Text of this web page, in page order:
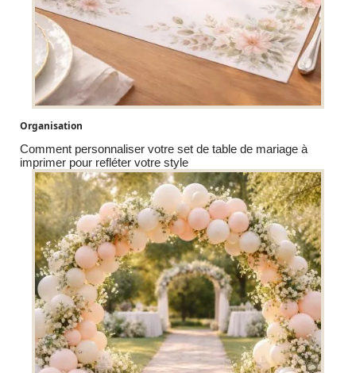
Organisation
Comment personnaliser votre set de table de mariage à
imprimer pour refléter votre style